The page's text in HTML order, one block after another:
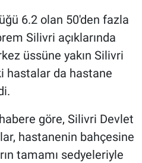
6.2 olan 50'den fazla
Silivri açıklarında
üssüne yakın Silivri
hastalar da hastane
göre, Silivri Devlet
hastanenin bahçesine
tamamı sedyeleriyle